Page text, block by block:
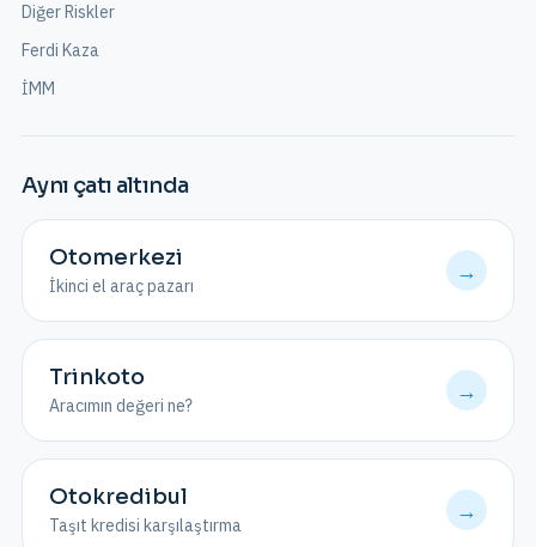
Diğer Riskler
Ferdi Kaza
İMM
Aynı çatı altında
Otomerkezi
İkinci el araç pazarı
→
Trinkoto
Aracımın değeri ne?
→
Otokredibul
Taşıt kredisi karşılaştırma
→